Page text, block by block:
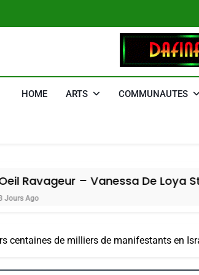
HOME ARTS COMMUNAUTES
– Vanessa De Loya Stauber
centaines de milliers de manifestants en